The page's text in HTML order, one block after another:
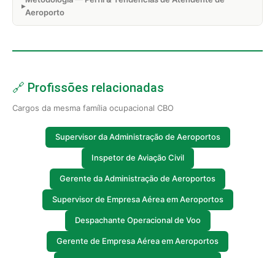
Aeroporto
🔗 Profissões relacionadas
Cargos da mesma família ocupacional CBO
Supervisor da Administração de Aeroportos
Inspetor de Aviação Civil
Gerente da Administração de Aeroportos
Supervisor de Empresa Aérea em Aeroportos
Despachante Operacional de Voo
Gerente de Empresa Aérea em Aeroportos